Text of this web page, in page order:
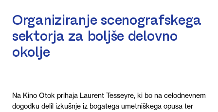
Organiziranje scenografskega
sektorja za boljše delovno
okolje
Na Kino Otok prihaja Laurent Tesseyre, ki bo na celodnevnem
dogodku delil izkušnje iz bogatega umetniškega opusa ter